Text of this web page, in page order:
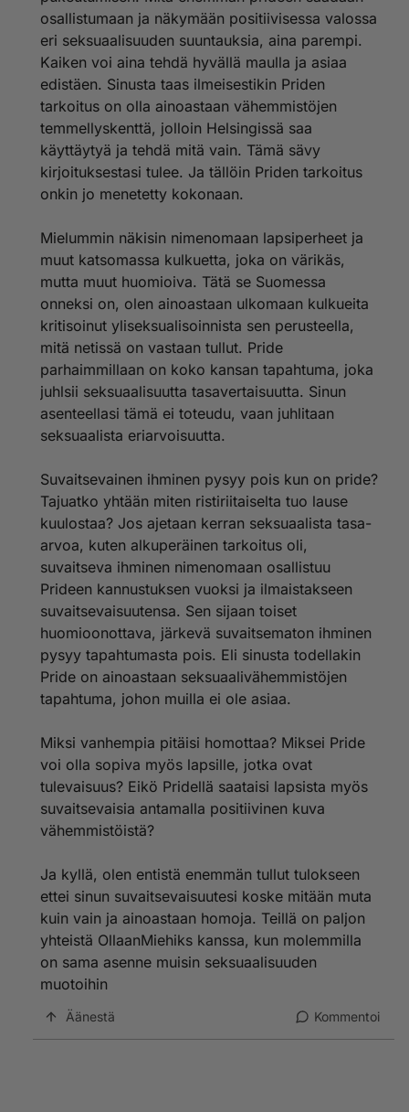
osallistumaan ja näkymään positiivisessa valossa
eri seksuaalisuuden suuntauksia, aina parempi.
Kaiken voi aina tehdä hyvällä maulla ja asiaa
edistäen. Sinusta taas ilmeisestikin Priden
tarkoitus on olla ainoastaan vähemmistöjen
temmellyskenttä, jolloin Helsingissä saa
käyttäytyä ja tehdä mitä vain. Tämä sävy
kirjoituksestasi tulee. Ja tällöin Priden tarkoitus
onkin jo menetetty kokonaan.
Mielummin näkisin nimenomaan lapsiperheet ja
muut katsomassa kulkuetta, joka on värikäs,
mutta muut huomioiva. Tätä se Suomessa
onneksi on, olen ainoastaan ulkomaan kulkueita
kritisoinut yliseksualisoinnista sen perusteella,
mitä netissä on vastaan tullut. Pride
parhaimmillaan on koko kansan tapahtuma, joka
juhlsii seksuaalisuutta tasavertaisuutta. Sinun
asenteellasi tämä ei toteudu, vaan juhlitaan
seksuaalista eriarvoisuutta.
Suvaitsevainen ihminen pysyy pois kun on pride?
Tajuatko yhtään miten ristiriitaiselta tuo lause
kuulostaa? Jos ajetaan kerran seksuaalista tasa-
arvoa, kuten alkuperäinen tarkoitus oli,
suvaitseva ihminen nimenomaan osallistuu
Prideen kannustuksen vuoksi ja ilmaistakseen
suvaitsevaisuutensa. Sen sijaan toiset
huomioonottava, järkevä suvaitsematon ihminen
pysyy tapahtumasta pois. Eli sinusta todellakin
Pride on ainoastaan seksuaalivähemmistöjen
tapahtuma, johon muilla ei ole asiaa.
Miksi vanhempia pitäisi homottaa? Miksei Pride
voi olla sopiva myös lapsille, jotka ovat
tulevaisuus? Eikö Pridellä saataisi lapsista myös
suvaitsevaisia antamalla positiivinen kuva
vähemmistöistä?
Ja kyllä, olen entistä enemmän tullut tulokseen
ettei sinun suvaitsevaisuutesi koske mitään muta
kuin vain ja ainoastaan homoja. Teillä on paljon
yhteistä OllaanMiehiks kanssa, kun molemmilla
on sama asenne muisin seksuaalisuuden
muotoihin
Äänestä Kommentoi